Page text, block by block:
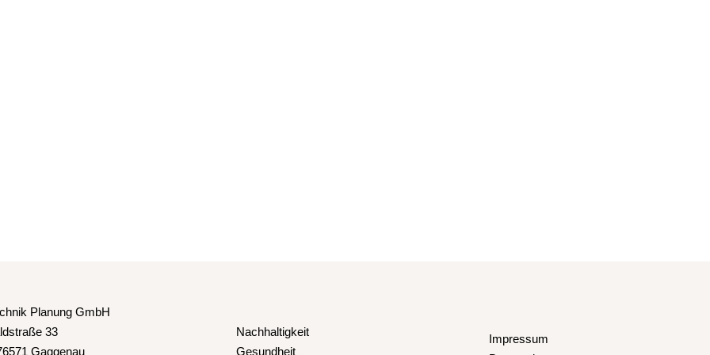
Planung GmbH
33
Gaggenau
Nachhaltigkeit
Gesundheit
Impressum